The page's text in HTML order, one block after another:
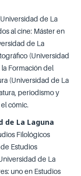
de La
al cine: Máster en
de La
(Universidad
Formación del
(Universidad de La
periodismo y
cómic.
de La Laguna
Filológicos
Estudios
de La
uno en Estudios